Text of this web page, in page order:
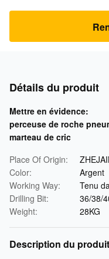
Détails du produit
Mettre en évidence:
perceuse de roche
marteau de cric
Place Of Origin:
Color:
Argent
Working Way:
Tenu
Drilling Bit:
36/38/
Weight:
28KG
Description du produit